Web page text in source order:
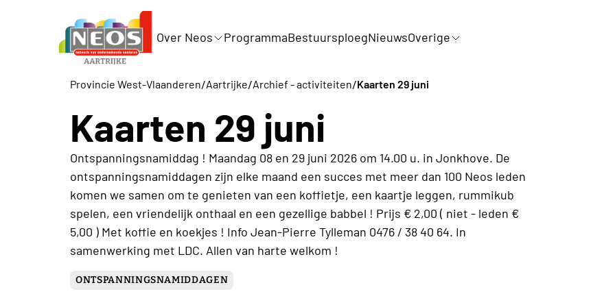
Over Neos ProgrammaBestuursploegNieuwsOverige
Provincie West-Vlaanderen/Aartrijke/Archief - activiteiten/Kaarten 29 juni
Kaarten 29 juni
Ontspanningsnamiddag ! Maandag 08 en 29 juni 2026 om 14.00 u. in Jonkhove. De
ontspanningsnamiddagen zijn elke maand een succes met meer dan 100 Neos leden
komen we samen om te genieten van een koffietje, een kaartje leggen, rummikub
spelen, een vriendelijk onthaal en een gezellige babbel ! Prijs € 2,00 ( niet - leden €
5,00 ) Met koffie en koekjes ! Info Jean-Pierre Tylleman 0476 / 38 40 64. In
samenwerking met LDC. Allen van harte welkom !
ONTSPANNINGSNAMIDDAGEN